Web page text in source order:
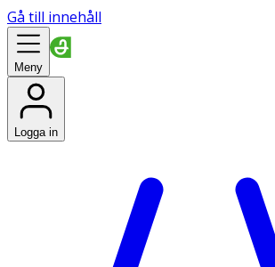
Gå till innehåll
Meny
Logga in